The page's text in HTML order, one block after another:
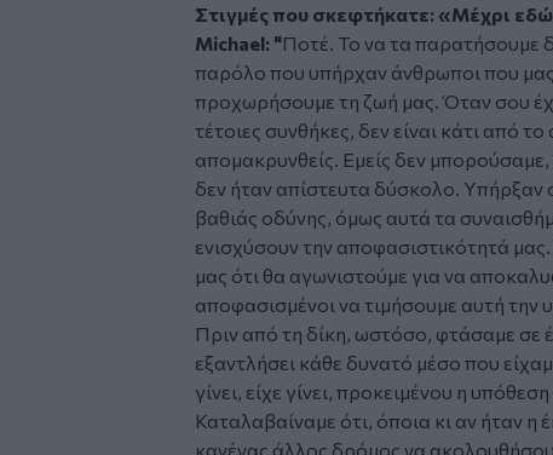
Στιγμές που σκεφτήκατε: «Μέχρι
Michael: "Ποτέ. Το να τα παρατήσουμε
παρόλο που υπήρχαν άνθρωποι που μας
προχωρήσουμε τη ζωή μας. Όταν σου
τέτοιες συνθήκες, δεν είναι κάτι από
απομακρυνθείς. Εμείς δεν μπορούσαμε,
δεν ήταν απίστευτα δύσκολο. Υπήρξαν
βαθιάς οδύνης, όμως αυτά τα
ενισχύσουν την αποφασιστικότητά
μας ότι θα αγωνιστούμε για να
αποφασισμένοι να τιμήσουμε αυτή την
Πριν από τη δίκη, ωστόσο, φτάσαμε σε
εξαντλήσει κάθε δυνατό μέσο που
γίνει, είχε γίνει, προκειμένου η
Καταλαβαίναμε ότι, όποια κι αν ήταν η
κανένας άλλος δρόμος να